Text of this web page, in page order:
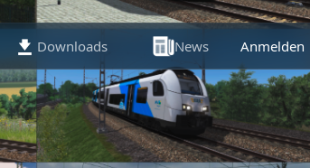
Downloads News Artikel
Anmelden